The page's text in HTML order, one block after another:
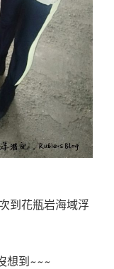
到花瓶岩海域浮
想到~~~